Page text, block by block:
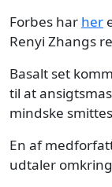
Forbes har her
Renyi Zhangs
Basalt set
til at
mindske
En af
udtaler